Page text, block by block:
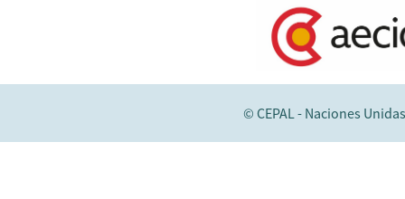
© CEPAL - Naciones Unidas